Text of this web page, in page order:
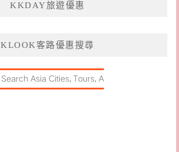
KKDAY旅遊優惠
KLOOK客路優惠搜尋